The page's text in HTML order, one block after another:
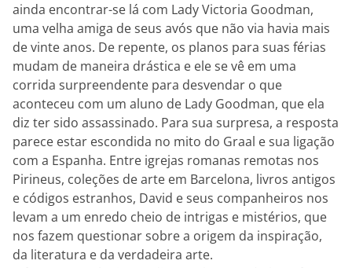
ainda encontrar-se lá com Lady Victoria Goodman,
uma velha amiga de seus avós que não via havia mais
de vinte anos. De repente, os planos para suas férias
mudam de maneira drástica e ele se vê em uma
corrida surpreendente para desvendar o que
aconteceu com um aluno de Lady Goodman, que ela
diz ter sido assassinado. Para sua surpresa, a resposta
parece estar escondida no mito do Graal e sua ligação
com a Espanha. Entre igrejas romanas remotas nos
Pirineus, coleções de arte em Barcelona, livros antigos
e códigos estranhos, David e seus companheiros nos
levam a um enredo cheio de intrigas e mistérios, que
nos fazem questionar sobre a origem da inspiração,
da literatura e da verdadeira arte.